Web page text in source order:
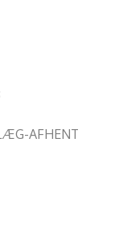
AFHENT